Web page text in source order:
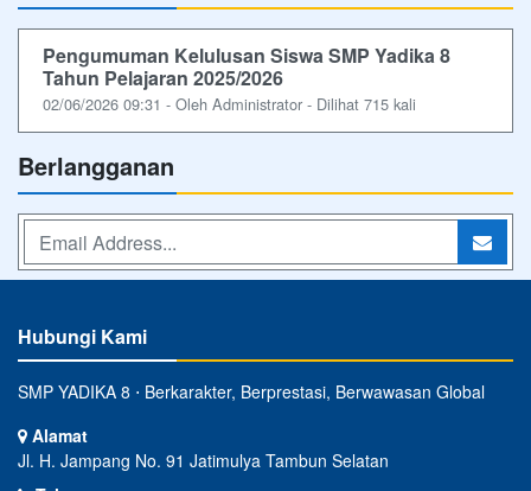
Pengumuman Kelulusan Siswa SMP Yadika 8
Tahun Pelajaran 2025/2026
02/06/2026 09:31 - Oleh Administrator - Dilihat 715 kali
Berlangganan
Hubungi Kami
SMP YADIKA 8 ⋅ Berkarakter, Berprestasi, Berwawasan Global
Alamat
Jl. H. Jampang No. 91 Jatimulya Tambun Selatan